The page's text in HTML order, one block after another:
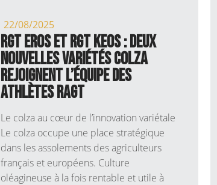
22/08/2025
RGT EROS et RGT KEOS : deux
nouvelles variétés colza
rejoignent l’équipe des
ATHLÈTES RAGT
Le colza au cœur de l’innovation variétale
Le colza occupe une place stratégique
dans les assolements des agriculteurs
français et européens. Culture
oléagineuse à la fois rentable et utile à